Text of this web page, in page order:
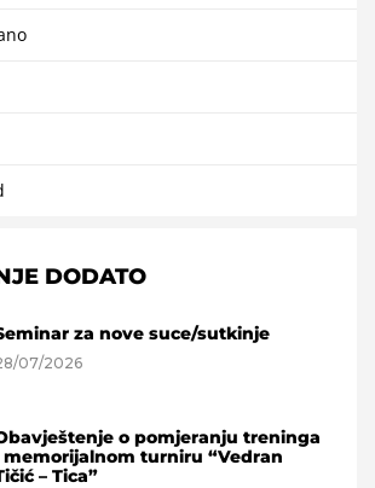
DODATO
za nove suce/sutkinje
07/2026
o pomjeranju treninga
memorijalnom turniru “Vedran
– Tica”